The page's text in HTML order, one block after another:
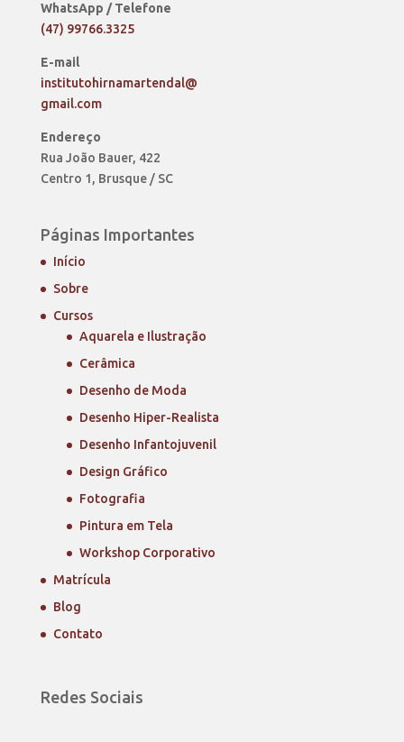
WhatsApp / Telefone
(47) 99766.3325
E-mail
institutohirnamartendal@
gmail.com
Endereço
Rua João Bauer, 422
Centro 1, Brusque / SC
Páginas Importantes
Início
Sobre
Cursos
Aquarela e Ilustração
Cerâmica
Desenho de Moda
Desenho Hiper-Realista
Desenho Infantojuvenil
Design Gráfico
Fotografia
Pintura em Tela
Workshop Corporativo
Matrícula
Blog
Contato
Redes Sociais